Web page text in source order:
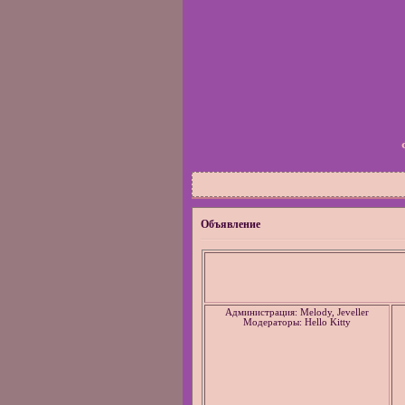
Объявление
Администрация: Melody, Jeveller
Модераторы: Hello Kitty